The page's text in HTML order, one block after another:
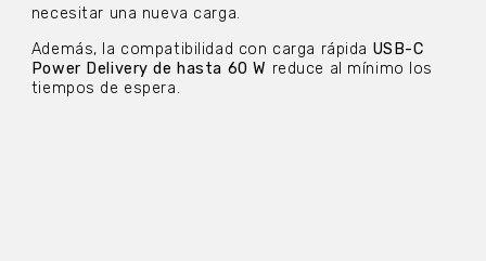
necesitar una nueva carga.
Además, la compatibilidad con carga rápida USB-C
Power Delivery de hasta 60 W reduce al mínimo los
tiempos de espera.